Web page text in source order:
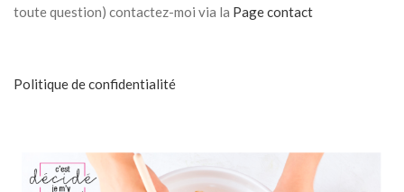
toute question) contactez-moi via la Page contact
Politique de confidentialité